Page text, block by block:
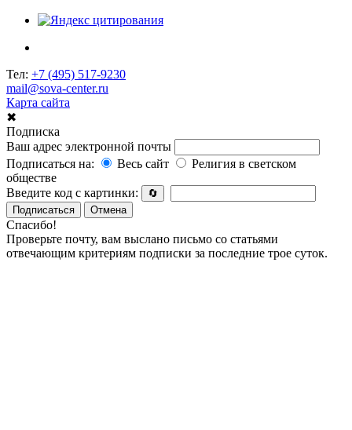
Тел: +7 (495) 517-9230
mail@sova-center.ru
Карта сайта
✖
Подписка
Ваш адрес электронной почты
Подписаться на:
Весь сайт
Религия в светском
обществе
Введите код с картинки:
🔄
Подписаться
Отмена
Спасибо!
Проверьте почту, вам выслано письмо со статьями
отвечающим критериям подписки за последние трое суток.